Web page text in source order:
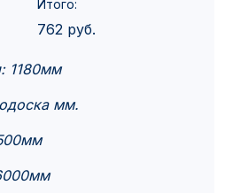
Итого:
762 руб.
1180мм
мм.